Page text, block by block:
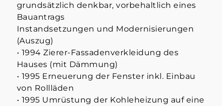
grundsätzlich denkbar, vorbehaltlich eines
Bauantrags
Instandsetzungen und Modernisierungen
(Auszug)
• 1994 Zierer-Fassadenverkleidung des
Hauses (mit Dämmung)
• 1995 Erneuerung der Fenster inkl. Einbau
von Rollläden
• 1995 Umrüstung der Kohleheizung auf eine